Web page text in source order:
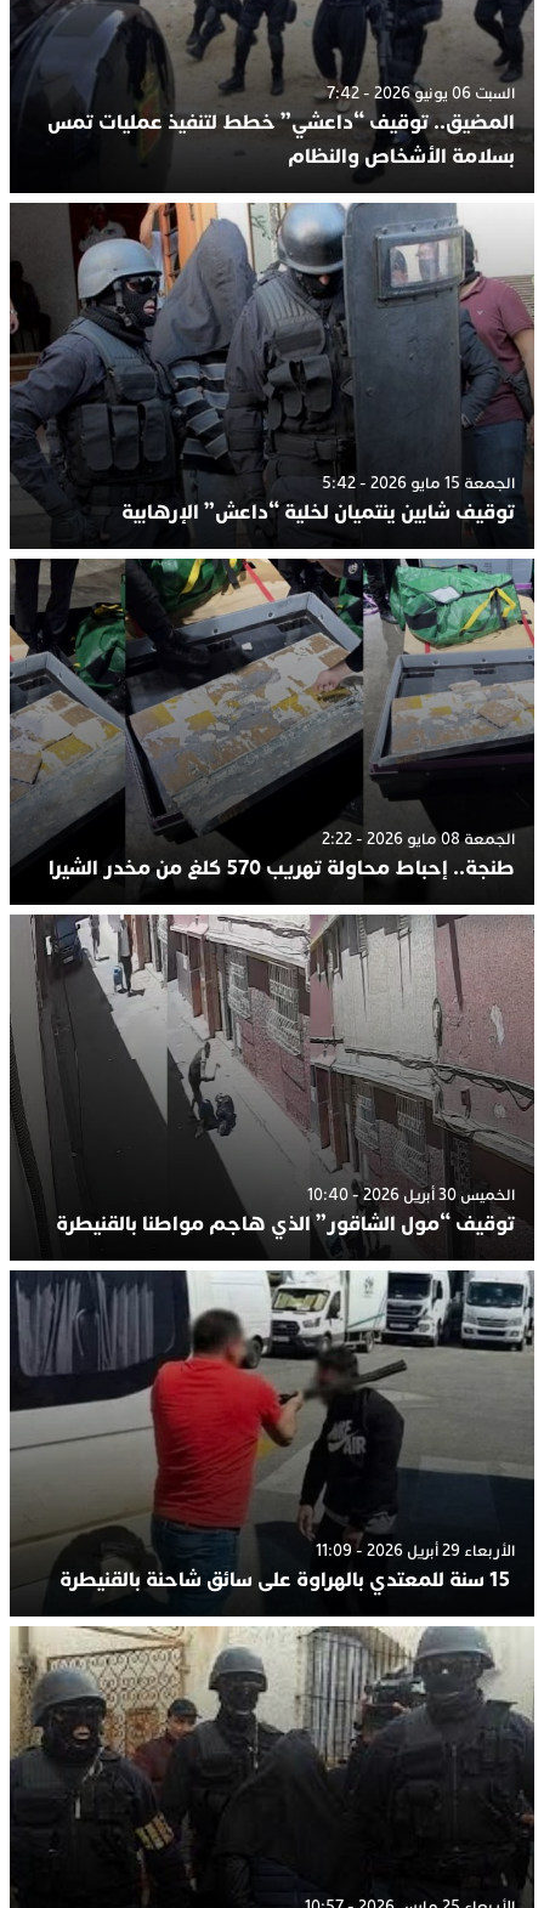
السبت 06 يونيو 2026 - 7:42
المضيق.. توقيف “داعشي” خطط لتنفيذ عمليات تمس
بسلامة الأشخاص والنظام
الجمعة 15 مايو 2026 - 5:42
توقيف شابين ينتميان لخلية “داعش” الإرهابية
الجمعة 08 مايو 2026 - 2:22
طنجة.. إحباط محاولة تهريب 570 كلغ من مخدر الشيرا
الخميس 30 أبريل 2026 - 10:40
توقيف “مول الشاقور” الذي هاجم مواطنا بالقنيطرة
الأربعاء 29 أبريل 2026 - 11:09